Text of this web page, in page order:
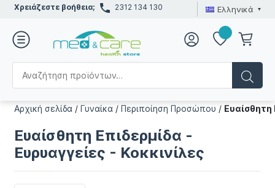
Χρειάζεστε βοήθεια; 2312 134 130 Ελληνικά
Αρχική σελίδα /Γυναίκα /Περιποίηση Προσώπου / Ευαίσθητη
Ευαίσθητη Επιδερμίδα -
Ευρυαγγείες - Κοκκινίλες